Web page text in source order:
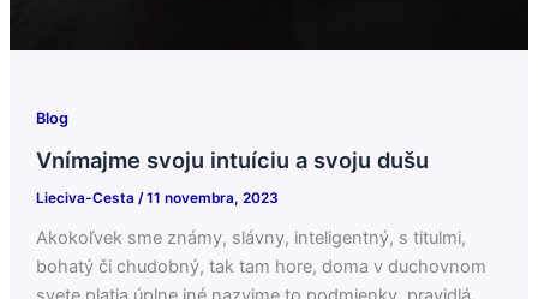
Blog
Vnímajme svoju intuíciu a svoju dušu
Lieciva-Cesta /11 novembra, 2023
Akokoľvek sme známy, slávny, inteligentný, s titulmi,
bohatý či chudobný, tak tam hore, doma v duchovnom